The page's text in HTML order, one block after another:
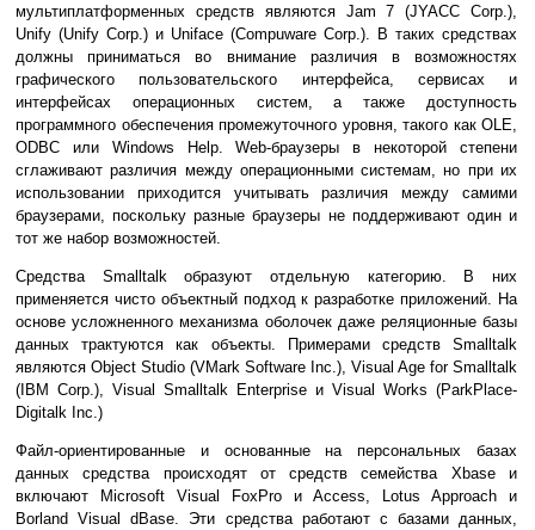
мультиплатформенных средств являются Jam 7 (JYACC Corp.),
Unify (Unify Corp.) и Uniface (Compuware Corp.). В таких средствах
должны приниматься во внимание различия в возможностях
графического пользовательского интерфейса, сервисах и
интерфейсах операционных систем, а также доступность
программного обеспечения промежуточного уровня, такого как OLE,
ODBC или Windows Help. Web-браузеры в некоторой степени
сглаживают различия между операционными системам, но при их
использовании приходится учитывать различия между самими
браузерами, поскольку разные браузеры не поддерживают один и
тот же набор возможностей.
Средства Smalltalk образуют отдельную категорию. В них
применяется чисто объектный подход к разработке приложений. На
основе усложненного механизма оболочек даже реляционные базы
данных трактуются как объекты. Примерами средств Smalltalk
являются Object Studio (VMark Software Inc.), Visual Age for Smalltalk
(IBM Corp.), Visual Smalltalk Enterprise и Visual Works (ParkPlace-
Digitalk Inc.)
Файл-ориентированные и основанные на персональных базах
данных средства происходят от средств семейства Xbase и
включают Microsoft Visual FoxPro и Access, Lotus Approach и
Borland Visual dBase. Эти средства работают с базами данных,